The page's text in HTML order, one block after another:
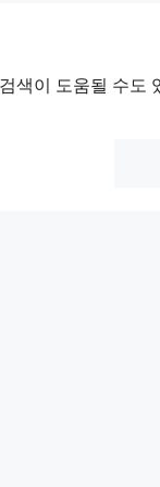
색이 도움될 수도